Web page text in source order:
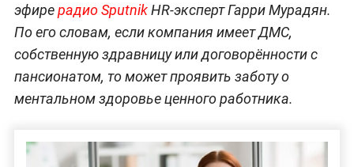
эфирерадио SputnikHR-эксперт Гарри Мурадян.
По его словам, если компания имеет ДМС,
собственную здравницу или договорённости с
пансионатом, то может проявить заботу о
ментальном здоровье ценного работника.